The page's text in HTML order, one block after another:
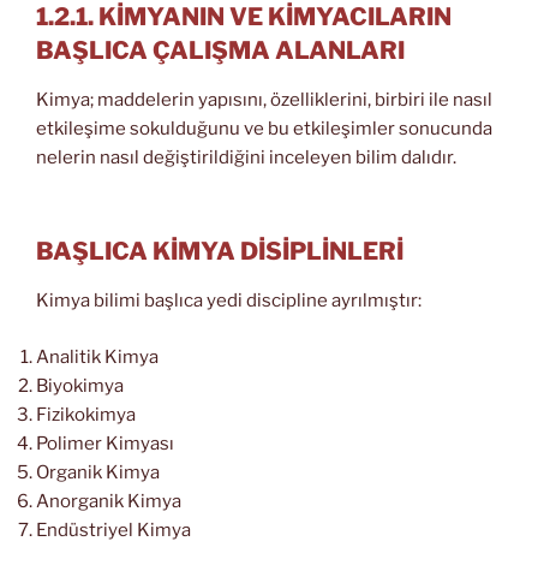
1.2.1. KİMYANIN VE KİMYACILARIN
BAŞLICA ÇALIŞMA ALANLARI
Kimya; maddelerin yapısını, özelliklerini, birbiri ile nasıl
etkileşime sokulduğunu ve bu etkileşimler sonucunda
nelerin nasıl değiştirildiğini inceleyen bilim dalıdır.
BAŞLICA KİMYA DİSİPLİNLERİ
Kimya bilimi başlıca yedi discipline ayrılmıştır:
Analitik Kimya
Biyokimya
Fizikokimya
Polimer Kimyası
Organik Kimya
Anorganik Kimya
Endüstriyel Kimya